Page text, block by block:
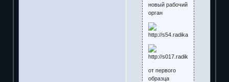
новый рабочий
орган
от первого
образца